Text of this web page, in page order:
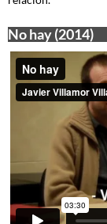
No hay (2014)